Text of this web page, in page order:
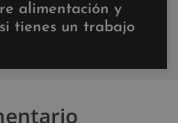
alimentación y
tienes un trabajo